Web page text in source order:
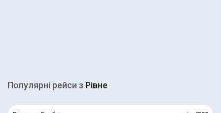
Популярні рейcи з Рівне